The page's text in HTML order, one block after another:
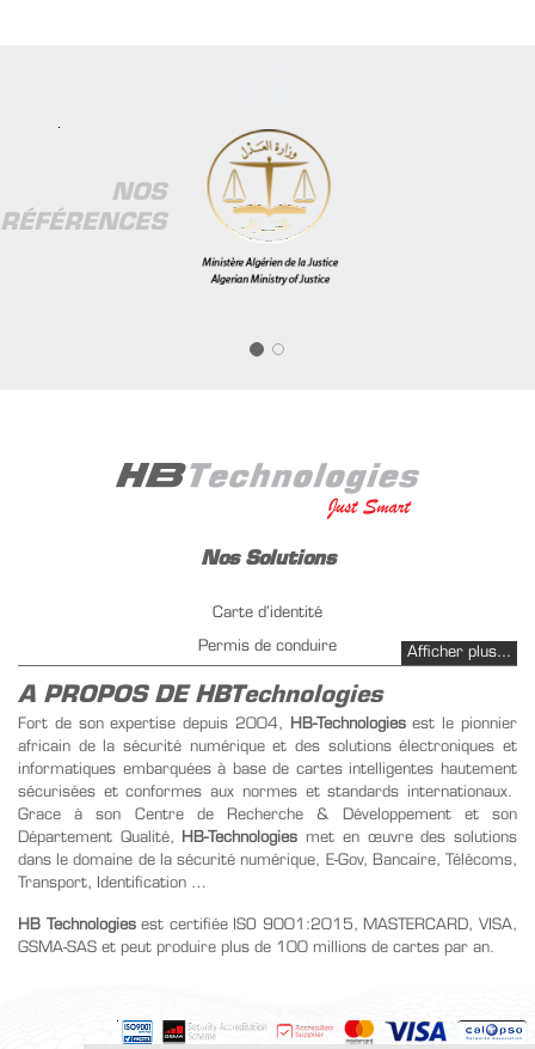
NOS
RÉFÉRENCES
Nos Solutions
Carte d’identité
Permis de conduire
Gestion carburant PetrolPay
Emission Instantanée
Gestion de titre de transport
Nos Produits
Carte SIM
Carte de recharge
Carte biométrique
Afficher plus...
A PROPOS DE HBTechnologies
Fort de son expertise depuis 2004, HB-Technologiesest le pionnier
africain de la sécurité numérique et des solutions électroniques et
informatiques embarquées à base de cartes intelligentes hautement
sécurisées et conformes aux normes et standards internationaux.
Grace à son Centre de Recherche & Développement et son
Département Qualité,
HB-Technologies met en œuvre des solutions
dans le domaine de la sécurité numérique, E-Gov, Bancaire, Télécoms,
Transport, Identification …
HB Technologiesest certifiée ISO 9001:2015, MASTERCARD, VISA,
GSMA-SAS et peut produire plus de 100 millions de cartes par an.